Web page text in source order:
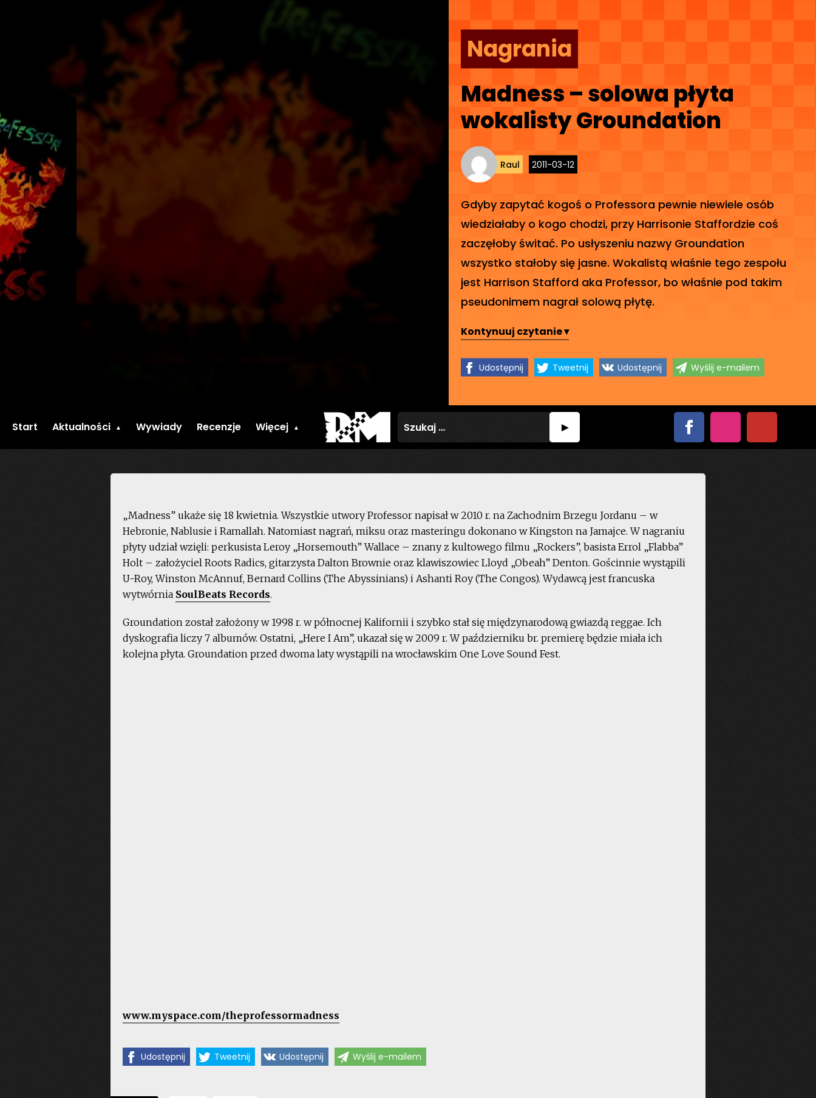
Nagrania
Madness – solowa płyta
wokalisty Groundation
Raul 2011-03-12
Gdyby zapytać kogoś o Professora pewnie niewiele osób
wiedziałaby o kogo chodzi, przy Harrisonie Staffordzie coś
zaczęłoby świtać. Po usłyszeniu nazwy Groundation
wszystko stałoby się jasne. Wokalistą właśnie tego zespołu
jest Harrison Stafford aka Professor, bo właśnie pod takim
pseudonimem nagrał solową płytę.
Kontynuuj czytanie ▾
Udostępnij Tweetnij Udostępnij Wyślij e-mailem
Start Aktualności Wywiady Recenzje Więcej
„Madness” ukaże się 18 kwietnia. Wszystkie utwory Professor napisał w 2010 r. na Zachodnim Brzegu Jordanu – w
Hebronie, Nablusie i Ramallah. Natomiast nagrań, miksu oraz masteringu dokonano w Kingston na Jamajce. W nagraniu
płyty udział wzięli: perkusista Leroy „Horsemouth” Wallace – znany z kultowego filmu „Rockers”, basista Errol „Flabba”
Holt – założyciel Roots Radics, gitarzysta Dalton Brownie oraz klawiszowiec Lloyd „Obeah” Denton. Gościnnie wystąpili
U-Roy, Winston McAnnuf, Bernard Collins (The Abyssinians) i Ashanti Roy (The Congos). Wydawcą jest francuska
wytwórnia SoulBeats Records.
Groundation został założony w 1998 r. w północnej Kalifornii i szybko stał się międzynarodową gwiazdą reggae. Ich
dyskografia liczy 7 albumów. Ostatni, „Here I Am”, ukazał się w 2009 r. W październiku br. premierę będzie miała ich
kolejna płyta. Groundation przed dwoma laty wystąpili na wrocławskim One Love Sound Fest.
www.myspace.com/theprofessormadness
Udostępnij Tweetnij Udostępnij Wyślij e-mailem